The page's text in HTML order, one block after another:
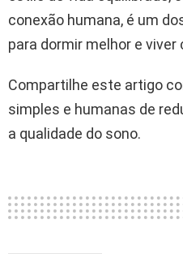
conexão humana, é um
para dormir melhor e
Compartilhe este artigo
simples e humanas de
a qualidade do sono.